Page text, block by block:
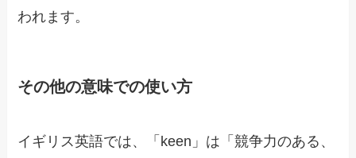
われます。
その他の意味での使い方
イギリス英語では、「keen」は「競争力のある、